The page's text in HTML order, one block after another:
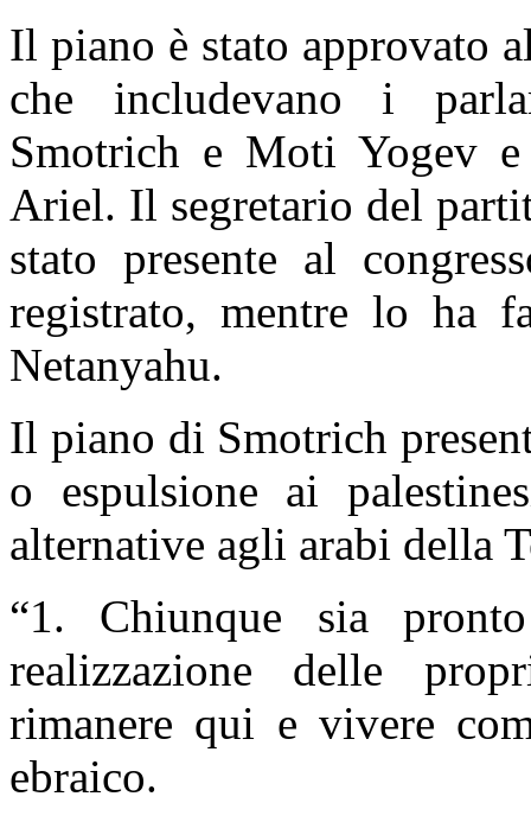
Il piano è stato approvato
che includevano i
Smotrich e Moti Yogev
Ariel. Il segretario del
stato presente al
registrato, mentre lo ha
Netanyahu.
Il piano di Smotrich
o espulsione ai
alternative agli arabi della
“1. Chiunque sia
realizzazione delle
rimanere qui e vivere
ebraico.